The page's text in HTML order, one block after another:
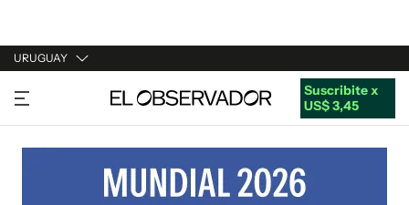
URUGUAY
URUGUAY
ARGENTINA
ESTADOS UNIDOS
Suscribite x
US$ 3,45